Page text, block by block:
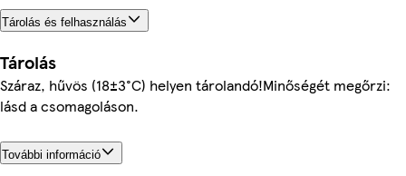
Tárolás és felhasználás
Tárolás
Száraz, hűvös (18±3°C) helyen tárolandó!Minőségét megőrzi:
lásd a csomagoláson.
További információ